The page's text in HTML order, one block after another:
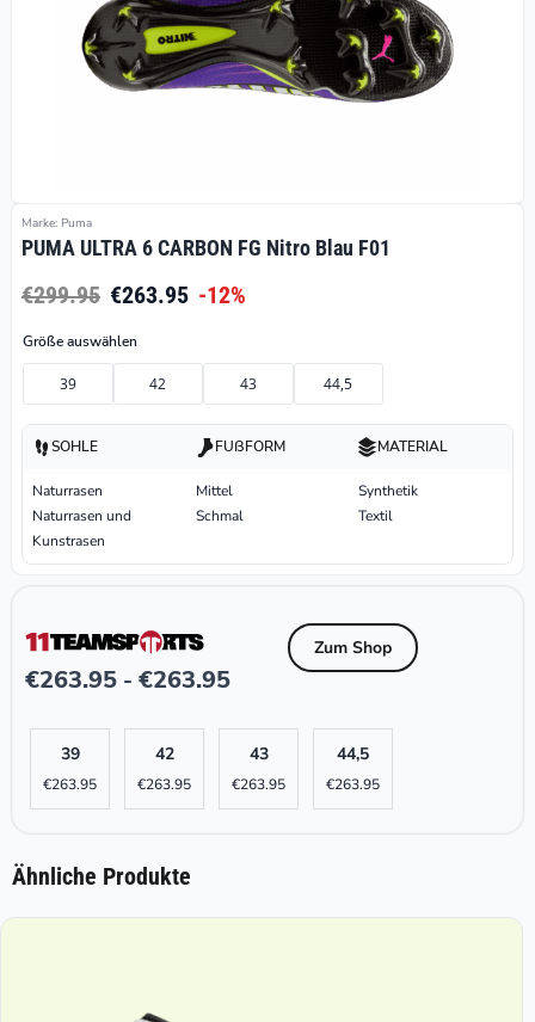
Marke: Puma
PUMA ULTRA 6 CARBON FG Nitro Blau F01
€299.95 €263.95 -12%
Größe auswählen
39 42 43 44,5
SOHLE
Naturrasen
Naturrasen und
Kunstrasen
FUßFORM
Mittel
Schmal
MATERIAL
Synthetik
Textil
€263.95 - €263.95
Zum Shop
39
€263.95
42
€263.95
43
€263.95
44,5
€263.95
Ähnliche Produkte